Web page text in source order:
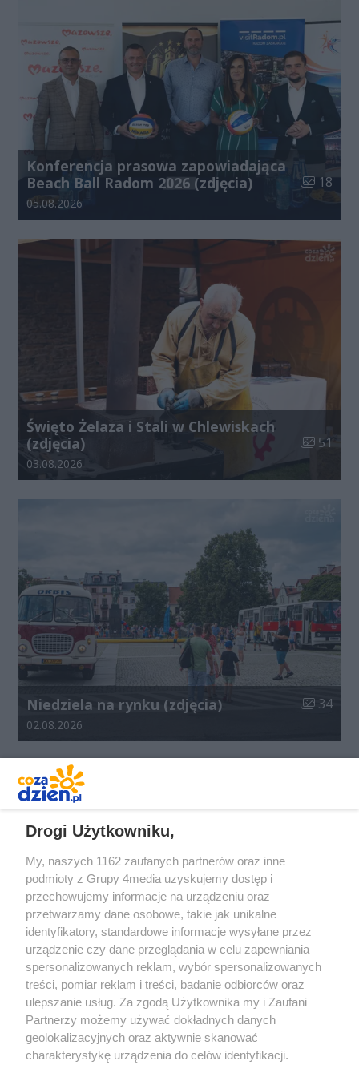
Konferencja prasowa zapowiadająca
Beach Ball Radom 2026 (zdjęcia)
Liczba
18
Data dodania galerii:
05.08.2026
Święto Żelaza i Stali w Chlewiskach
(zdjęcia)
Liczba
51
Data dodania galerii:
03.08.2026
Niedziela na rynku (zdjęcia) Liczba
34
Data dodania galerii:
02.08.2026
Redakcja Reklama Prywatność
Praca Łódź
the:protocol
Drogi Użytkowniku,
My, naszych 1162 zaufanych partnerów oraz inne
podmioty z Grupy 4media uzyskujemy dostęp i
przechowujemy informacje na urządzeniu oraz
przetwarzamy dane osobowe, takie jak unikalne
identyfikatory, standardowe informacje wysyłane przez
urządzenie czy dane przeglądania w celu zapewniania
spersonalizowanych reklam, wybór spersonalizowanych
treści, pomiar reklam i treści, badanie odbiorców oraz
ulepszanie usług. Za zgodą Użytkownika my i Zaufani
Partnerzy możemy używać dokładnych danych
geolokalizacyjnych oraz aktywnie skanować
charakterystykę urządzenia do celów identyfikacji.